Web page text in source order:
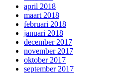
april 2018
maart 2018
februari 2018
januari 2018
december 2017
november 2017
oktober 2017
september 2017